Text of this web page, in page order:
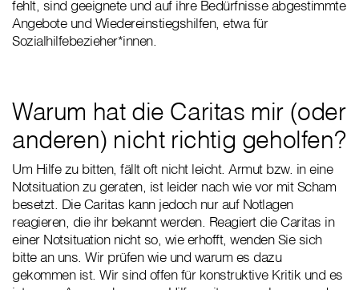
fehlt, sind geeignete und auf ihre Bedürfnisse abgestimmte
Angebote und Wiedereinstiegshilfen, etwa für
Sozialhilfebezieher*innen.
Warum hat die Caritas mir (oder
anderen) nicht richtig geholfen?
Um Hilfe zu bitten, fällt oft nicht leicht. Armut bzw. in eine
Notsituation zu geraten, ist leider nach wie vor mit Scham
besetzt. Die Caritas kann jedoch nur auf Notlagen
reagieren, die ihr bekannt werden. Reagiert die Caritas in
einer Notsituation nicht so, wie erhofft, wenden Sie sich
bitte an uns. Wir prüfen wie und warum es dazu
gekommen ist. Wir sind offen für konstruktive Kritik und es